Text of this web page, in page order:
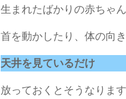
生まれたばかりの赤ちゃ
首を動かしたり、体の向
天井を見ているだけ
放っておくとそうなります